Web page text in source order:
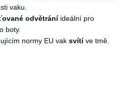
vaku.
odvětráníideální pro
boty.
normy EU vak svítíve tmě.